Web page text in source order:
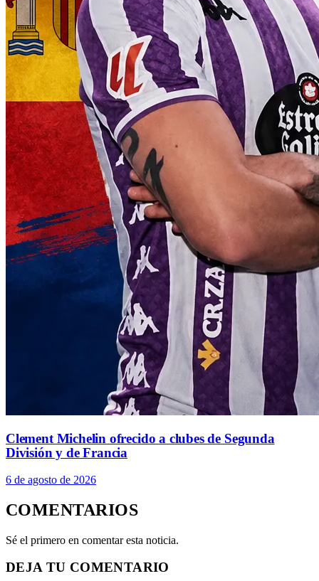
Clement Michelin ofrecido a clubes de Segunda
División y de Francia
6 de agosto de 2026
COMENTARIOS
Sé el primero en comentar esta noticia.
DEJA TU COMENTARIO